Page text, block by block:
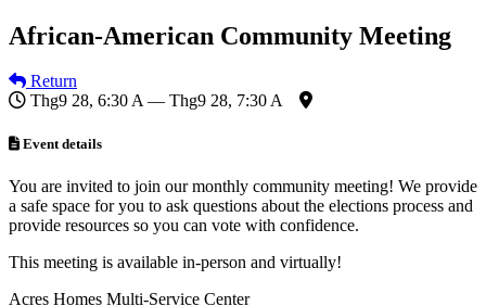
African-American Community Meeting
Return
Thg9 28, 6:30 A — Thg9 28, 7:30 A
Event details
You are invited to join our monthly community meeting! We provide
a safe space for you to ask questions about the elections process and
provide resources so you can vote with confidence.
This meeting is available in-person and virtually!
Acres Homes Multi-Service Center